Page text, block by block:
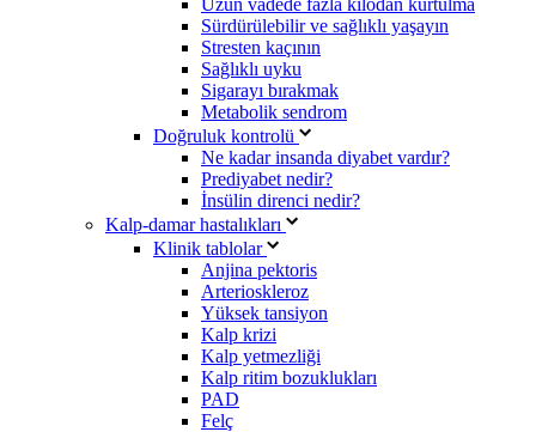
Sürdürülebilir ve sağlıklı yaşayın
Stresten kaçının
Sağlıklı uyku
Sigarayı bırakmak
Metabolik sendrom
Doğruluk kontrolü
Ne kadar insanda diyabet vardır?
Prediyabet nedir?
İnsülin direnci nedir?
Kalp-damar hastalıkları
Klinik tablolar
Anjina pektoris
Arterioskleroz
Yüksek tansiyon
Kalp krizi
Kalp yetmezliği
Kalp ritim bozuklukları
PAD
Felç